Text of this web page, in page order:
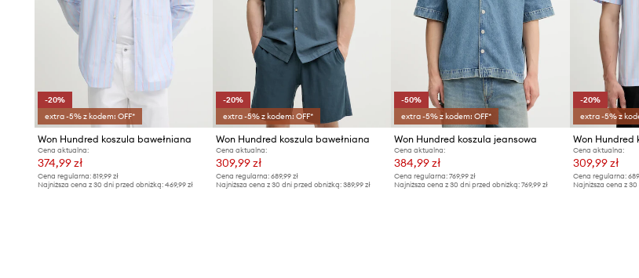
-20%
extra -5% z kodem: OFF*
Won Hundred koszula bawełniana
Cena aktualna:
374,99 zł
Cena regularna: 819,99 zł
Najniższa cena z 30 dni przed obniżką: 469,99 zł
-20%
extra -5% z kodem: OFF*
Won Hundred koszula bawełniana
Cena aktualna:
309,99 zł
Cena regularna:689,99 zł
Najniższa cena z 30 dni przed obniżką:389,99 zł
-50%
extra -5% z kodem: OFF*
Won Hundred koszula jeansowa
Cena aktualna:
384,99 zł
Cena regularna: 769,99 zł
Najniższa cena z 30 dni przed obniżką: 769,99 zł
-20%
extra -5% z
Won Hundred
Cena aktualna:
309,99 zł
Cena regularna:
Najniższa cena z